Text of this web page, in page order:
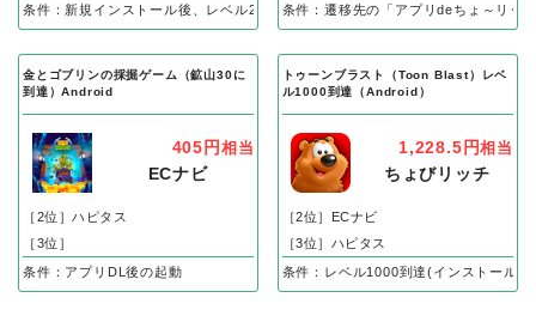
条件：新規インストール後、レベル25到達で成果条件：遷移先の「アプリdeちょ～リッ
金とゴブリンの採掘ゲーム（鉱山30に
到達）Android
405円 相当
ECナビ
［2位］ハピタス
［3位］
条件：アプリDL後の起動
トゥーンブラスト（Toon Blast）レベ
ル1000到達（Android）
1,228.5円相当
ちょびリッチ
［2位］ECナビ
［3位］ハピタス
条件：レベル1000到達(インストール後